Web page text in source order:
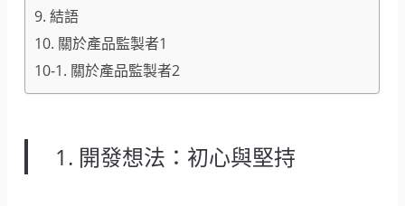
9. 結語
10. 關於產品監製者1
10-1. 關於產品監製者2
1. 開發想法：初心與堅持